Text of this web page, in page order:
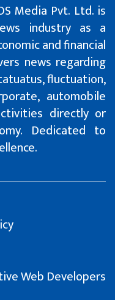
Media Pvt. Ltd. is
industry as a
and financial
news regarding
fluctuation,
automobile
directly or
Dedicated to
Web Developers